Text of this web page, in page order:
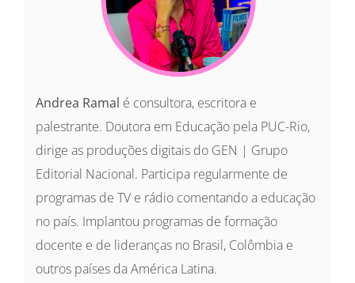
Andrea Ramal é consultora, escritora e
palestrante. Doutora em Educação pela PUC-Rio,
dirige as produções digitais do GEN | Grupo
Editorial Nacional. Participa regularmente de
programas de TV e rádio comentando a educação
no país. Implantou programas de formação
docente e de lideranças no Brasil, Colômbia e
outros países da América Latina.